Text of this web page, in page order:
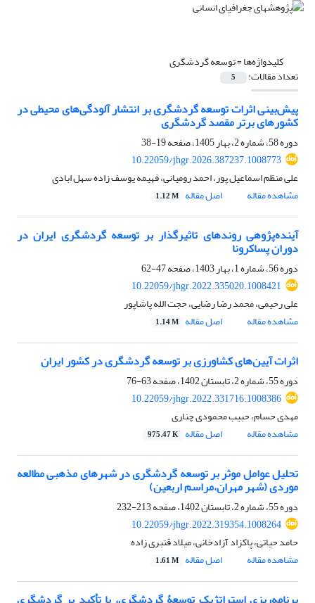
کلیدواژه‌ها =توسعه گردشگری
تعداد مقالات: 5
پیش‌بینی اثرات توسعه گردشگری بر انتشار آلودگی‌های محیطی در
کشورهای برتر مقصد گردشگری
دوره 58، شماره 2، بهار 1405، صفحه
19-38
10.22059/jhgr.2026.387237.1008773
علی منظم اسماعیل پور، احمد رومیانی، فهیمه یوسف زاده سهل ابادی
مشاهده مقاله
اصل مقاله 1.12 M
آینده‌پژوهی روندهای تاثیرگذار بر توسعه گردشگری ایران در
دوران پساکرونا
دوره 56، شماره 1، بهار 1403، صفحه
47-62
10.22059/jhgr.2022.335020.1008421
علی رحیمی، محمد رضا رضایی، حجت الله پاشاپور
مشاهده مقاله
اصل مقاله 1.14 M
اثرات آیین‌های کشاورزی بر توسعه گردشگری در کشور ایران
دوره 55، شماره 2، تابستان 1402، صفحه
63-76
10.22059/jhgr.2022.331716.1008386
مهدی حسام، حبیب محمودی چناری
مشاهده مقاله
اصل مقاله 975.47 K
تحلیل عوامل موثر بر توسعه گردشگری در شهرهای مذهبی مطالعه
موردی (شهر مهران،مراسم اربعین)
دوره 55، شماره 2، تابستان 1402، صفحه
213-232
10.22059/jhgr.2022.319354.1008264
حامد حیاتی، پاکزاد آزادخانی، میلاد قنبری زاده
مشاهده مقاله
اصل مقاله 1.61 M